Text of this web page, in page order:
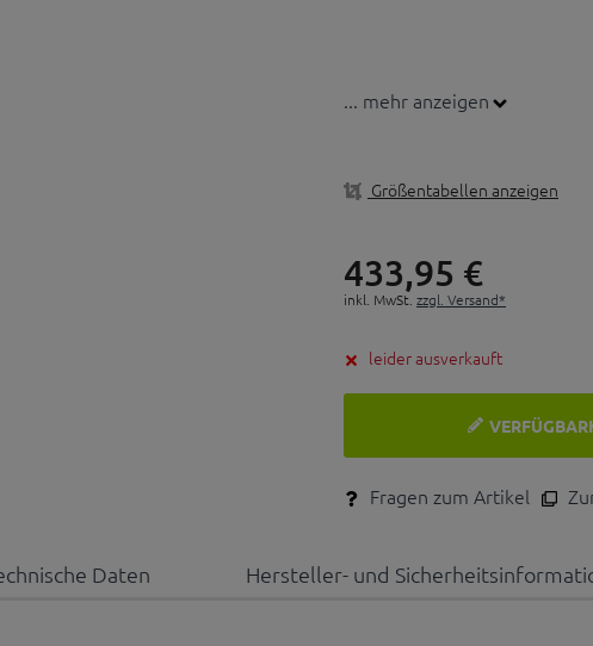
... mehr anzeigen
Größentabellen anzeigen
433,95 €
inkl. MwSt. zzgl. Versand*
leider ausverkauft
Fragen zum Artikel
Daten Hersteller- und